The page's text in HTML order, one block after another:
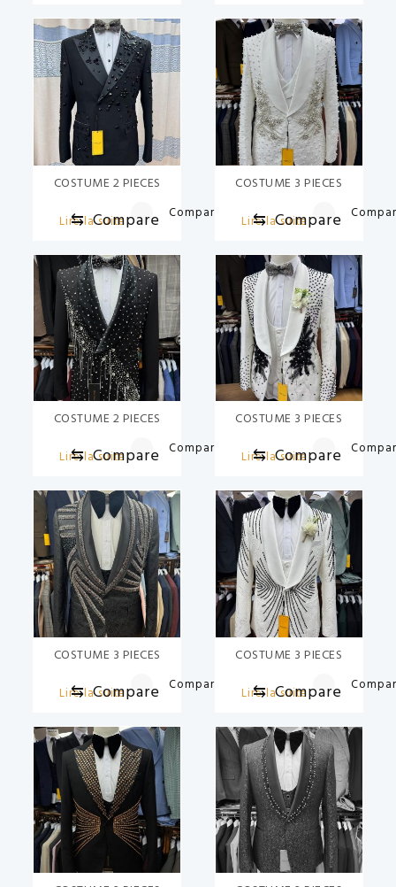
COSTUME 2 PIECES
Lire la suite
⇆ Compare Compare
COSTUME 3 PIECES
Lire la suite
⇆ Compare
COSTUME 2 PIECES
Lire la suite
⇆ Compare Compare
COSTUME 3 PIECES
Lire la suite
⇆ Compare
COSTUME 3 PIECES
Lire la suite
⇆ Compare Compare
COSTUME 3 PIECES
Lire la suite
⇆ Compare